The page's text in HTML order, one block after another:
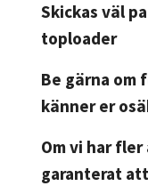
Skickas väl
toploader
Be gärna om
känner er
Om vi har
garanterat